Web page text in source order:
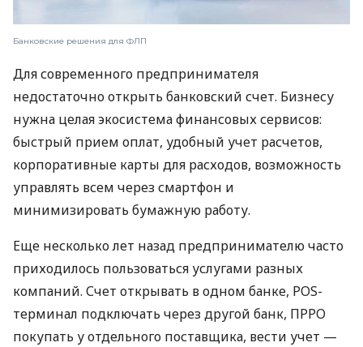
Банковские решения для ФЛП
Для современного предпринимателя
недостаточно открыть банковский счет. Бизнесу
нужна целая экосистема финансовых сервисов:
быстрый прием оплат, удобный учет расчетов,
корпоративные карты для расходов, возможность
управлять всем через смартфон и
минимизировать бумажную работу.
Еще несколько лет назад предпринимателю часто
приходилось пользоваться услугами разных
компаний. Счет открывать в одном банке, POS-
терминал подключать через другой банк, ПРРО
покупать у отдельного поставщика, вести учет —